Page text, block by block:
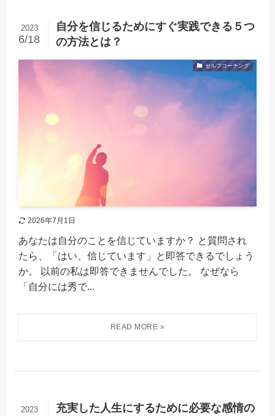
自分を信じるためにすぐ実践できる５つ
の方法とは？
2023
6/18
セルフコーチング
2026年7月1日
あなたは自分のことを信じていますか？ と質問され
たら、「はい、信じています」と即答できるでしょう
か。 以前の私は即答できませんでした。 なぜなら
「自分には秀で...
充実した人生にするために必要な感情の
2023